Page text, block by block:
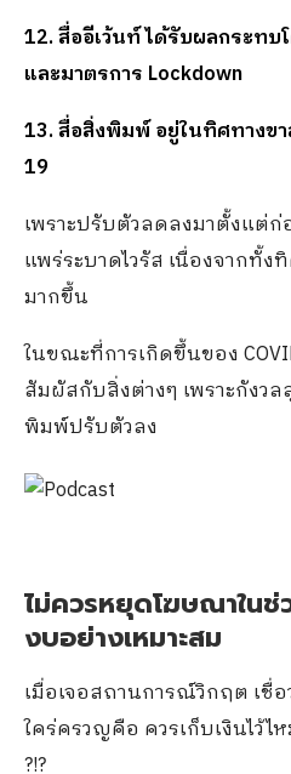
12. สื่ออีเว้นท์ ได้รับผลกระทบ
และมาตรการ Lockdown
13. สื่อสิ่งพิมพ์ อยู่ในทิศทางขา
19
เพราะปรับตัวลดลงมาตั้งแต่
แพร่ระบาดไวรัส เนื่องจากทั้
มากขึ้น
ในขณะที่การเกิดขึ้นของ
สัมผัสกับสิ่งต่างๆ เพราะกังว
พิมพ์ปรับตัวลง
ไม่ควรหยุดโฆษณาใน
งบอย่างเหมาะสม
เมื่อเจอสถานการณ์วิกฤต เชื่
ใคร่ครวญคือ ควรเก็บเงินไว้
?!?